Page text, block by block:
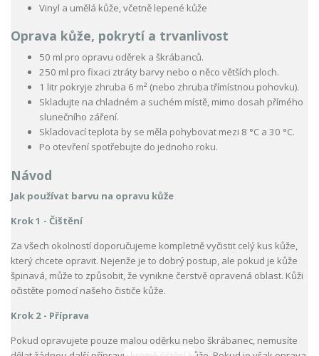
Vinyl a umělá kůže, včetně lepené kůže
Oprava kůže, pokrytí a trvanlivost
50 ml pro opravu oděrek a škrábanců.
250 ml pro fixaci ztráty barvy nebo o něco větších ploch.
1 litr pokryje zhruba 6 m² (nebo zhruba třímístnou pohovku).
Skladujte na chladném a suchém místě, mimo dosah přímého
slunečního záření.
Skladovací teplota by se měla pohybovat mezi 8 °C a 30 °C.
Po otevření spotřebujte do jednoho roku.
Návod
Jak používat barvu na opravu kůže
Krok 1 - Čištění
Za všech okolností doporučujeme kompletně vyčistit celý kus kůže,
který chcete opravit. Nejenže je to dobrý postup, ale pokud je kůže
špinavá, může to způsobit, že vynikne čerstvě opravená oblast. Kůži
očistěte pomocí našeho čističe kůže.
Krok 2 - Příprava
Pokud opravujete pouze malou oděrku nebo škrábanec, nemusíte